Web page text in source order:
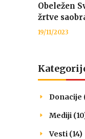
Obeležen
žrtve
19/11/2023
Donacije
Mediji
Vesti (14)